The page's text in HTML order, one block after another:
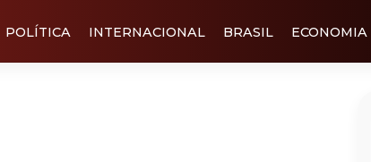
POLÍTICA INTERNACIONAL BRASIL ECONOMIA